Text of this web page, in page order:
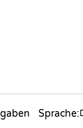
Sprache: